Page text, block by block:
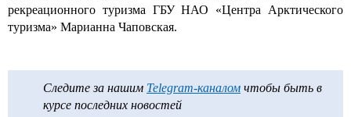
рекреационного туризма ГБУ НАО «Центра Арктического
туризма» Марианна Чаповская.
Следите за нашим Telegram-каналом чтобы быть в
курсе последних новостей